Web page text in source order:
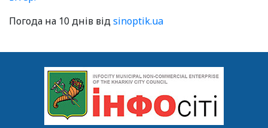
Погода на 10 днів відsinoptik.ua